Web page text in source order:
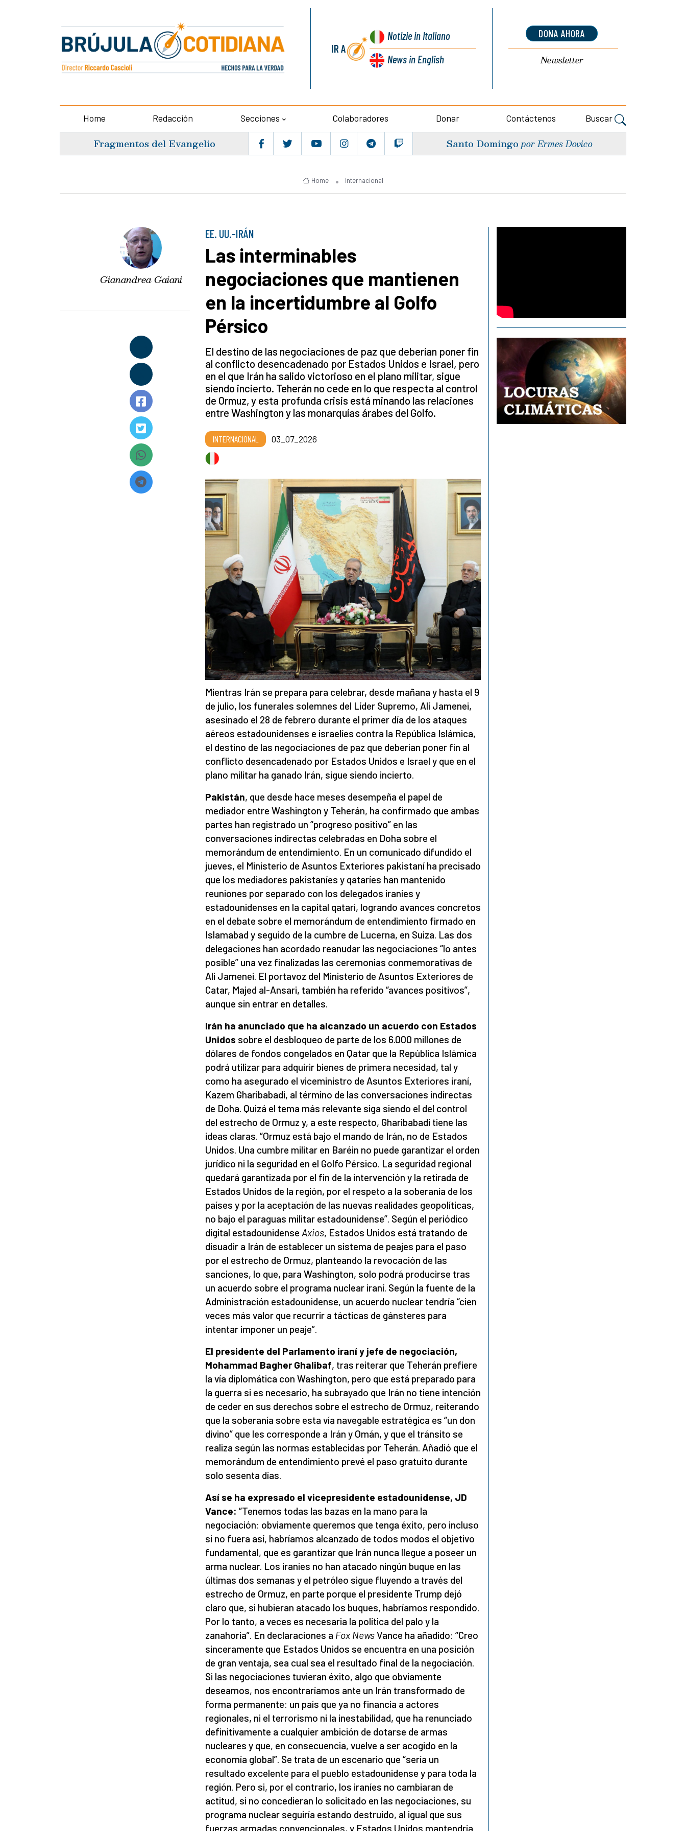
IR A
Notiziein Italiano
News in English
DONA AHORA
Newsletter
Home Redacción Secciones Colaboradores Donar Contáctenos Buscar
Fragmentos del Evangelio Santo Domingo por Ermes Dovico
Home Internacional
Gianandrea Gaiani
EE. UU.-IRÁN
Las interminables
negociaciones que mantienen
en la incertidumbre al Golfo
Pérsico
El destino de las negociaciones de paz que deberían poner fin
al conflicto desencadenado por Estados Unidos e Israel, pero
en el que Irán ha salido victorioso en el plano militar, sigue
siendo incierto. Teherán no cede en lo que respecta al control
de Ormuz, y esta profunda crisis está minando las relaciones
entre Washington y las monarquías árabes del Golfo.
INTERNACIONAL 03_07_2026
Mientras Irán se prepara para celebrar, desde mañana y hasta el 9
de julio, los funerales solemnes del Líder Supremo, Alí Jamenei,
asesinado el 28 de febrero durante el primer día de los ataques
aéreos estadounidenses e israelíes contra la República Islámica,
el destino de las negociaciones de paz que deberían poner fin al
conflicto desencadenado por Estados Unidos e Israel y que en el
plano militar ha ganado Irán, sigue siendo incierto.
Pakistán, que desde hace meses desempeña el papel de
mediador entre Washington y Teherán, ha confirmado que ambas
partes han registrado un “progreso positivo” en las
conversaciones indirectas celebradas en Doha sobre el
memorándum de entendimiento. En un comunicado difundido el
jueves, el Ministerio de Asuntos Exteriores pakistaní ha precisado
que los mediadores pakistaníes y qataríes han mantenido
reuniones por separado con los delegados iraníes y
estadounidenses en la capital qatarí, logrando avances concretos
en el debate sobre el memorándum de entendimiento firmado en
Islamabad y seguido de la cumbre de Lucerna, en Suiza. Las dos
delegaciones han acordado reanudar las negociaciones “lo antes
posible” una vez finalizadas las ceremonias conmemorativas de
Ali Jamenei. El portavoz del Ministerio de Asuntos Exteriores de
Catar, Majed al-Ansari, también ha referido “avances positivos”,
aunque sin entrar en detalles.
Irán ha anunciado que ha alcanzado un acuerdo con Estados
Unidos sobre el desbloqueo de parte de los 6.000 millones de
dólares de fondos congelados en Qatar que la República Islámica
podrá utilizar para adquirir bienes de primera necesidad, tal y
como ha asegurado el viceministro de Asuntos Exteriores iraní,
Kazem Gharibabadi, al término de las conversaciones indirectas
de Doha. Quizá el tema más relevante siga siendo el del control
del estrecho de Ormuz y, a este respecto, Gharibabadi tiene las
ideas claras. “Ormuz está bajo el mando de Irán, no de Estados
Unidos. Una cumbre militar en Baréin no puede garantizar el orden
jurídico ni la seguridad en el Golfo Pérsico. La seguridad regional
quedará garantizada por el fin de la intervención y la retirada de
Estados Unidos de la región, por el respeto a la soberanía de los
países y por la aceptación de las nuevas realidades geopolíticas,
no bajo el paraguas militar estadounidense”. Según el periódico
digital estadounidense Axios, Estados Unidos está tratando de
disuadir a Irán de establecer un sistema de peajes para el paso
por el estrecho de Ormuz, planteando la revocación de las
sanciones, lo que, para Washington, solo podrá producirse tras
un acuerdo sobre el programa nuclear iraní. Según la fuente de la
Administración estadounidense, un acuerdo nuclear tendría “cien
veces más valor que recurrir a tácticas de gánsteres para
intentar imponer un peaje”.
El presidente del Parlamento iraní y jefe de negociación,
Mohammad Bagher Ghalibaf, tras reiterar que Teherán prefiere
la vía diplomática con Washington, pero que está preparado para
la guerra si es necesario, ha subrayado que Irán no tiene intención
de ceder en sus derechos sobre el estrecho de Ormuz, reiterando
que la soberanía sobre esta vía navegable estratégica es “un don
divino” que les corresponde a Irán y Omán, y que el tránsito se
realiza según las normas establecidas por Teherán. Añadió que el
memorándum de entendimiento prevé el paso gratuito durante
solo sesenta días.
Así se ha expresado el vicepresidente estadounidense, JD
Vance: “Tenemos todas las bazas en la mano para la
negociación: obviamente queremos que tenga éxito, pero incluso
si no fuera así, habríamos alcanzado de todos modos el objetivo
fundamental, que es garantizar que Irán nunca llegue a poseer un
arma nuclear. Los iraníes no han atacado ningún buque en las
últimas dos semanas y el petróleo sigue fluyendo a través del
estrecho de Ormuz, en parte porque el presidente Trump dejó
claro que, si hubieran atacado los buques, habríamos respondido.
Por lo tanto, a veces es necesaria la política del palo y la
zanahoria”. En declaraciones a Fox NewsVance ha añadido: “Creo
sinceramente que Estados Unidos se encuentra en una posición
de gran ventaja, sea cual sea el resultado final de la negociación.
Si las negociaciones tuvieran éxito, algo que obviamente
deseamos, nos encontraríamos ante un Irán transformado de
forma permanente: un país que ya no financia a actores
regionales, ni el terrorismo ni la inestabilidad, que ha renunciado
definitivamente a cualquier ambición de dotarse de armas
nucleares y que, en consecuencia, vuelve a ser acogido en la
economía global”. Se trata de un escenario que “sería un
resultado excelente para el pueblo estadounidense y para toda la
región. Pero si, por el contrario, los iraníes no cambiaran de
actitud, si no concedieran lo solicitado en las negociaciones, su
programa nuclear seguiría estando destruido, al igual que sus
fuerzas armadas convencionales, y Estados Unidos mantendría